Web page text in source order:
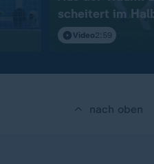
scheitert im
Video2:59
nach oben